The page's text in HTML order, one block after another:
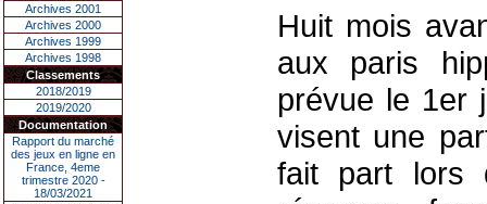
Archives 2001
Archives 2000
Archives 1999
Archives 1998
Classements
2018/2019
2019/2020
Documentation
Rapport du marché
des jeux en ligne en
France, 4eme
trimestre 2020 -
18/03/2021
Huit mois
aux paris
prévue le 1er
visent une
fait part lors